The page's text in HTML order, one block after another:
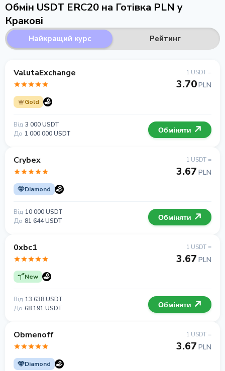
Обмін USDT ERC20 на Готівка PLN у
Кракові
Найкращий курс Рейтинг
ValutaExchange
Gold
1 USDT =
3.70PLN
Від 3 000 USDT
До 1 000 000 USDT Обміняти
Crybex
Diamond
1 USDT =
3.67 PLN
Від 10 000 USDT
До 81 644 USDT Обміняти
0xbc1
New
1 USDT =
3.67 PLN
Від 13 638 USDT
До 68 191 USDT Обміняти
Obmenoff
Diamond
1 USDT =
3.67 PLN